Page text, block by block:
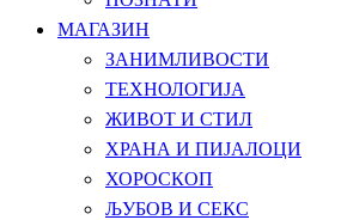
МАГАЗИН
ЗАНИМЛИВОСТИ
ТЕХНОЛОГИЈА
ЖИВОТ И СТИЛ
ХРАНА И ПИЈАЛОЦИ
ХОРОСКОП
ЉУБОВ И СЕКС